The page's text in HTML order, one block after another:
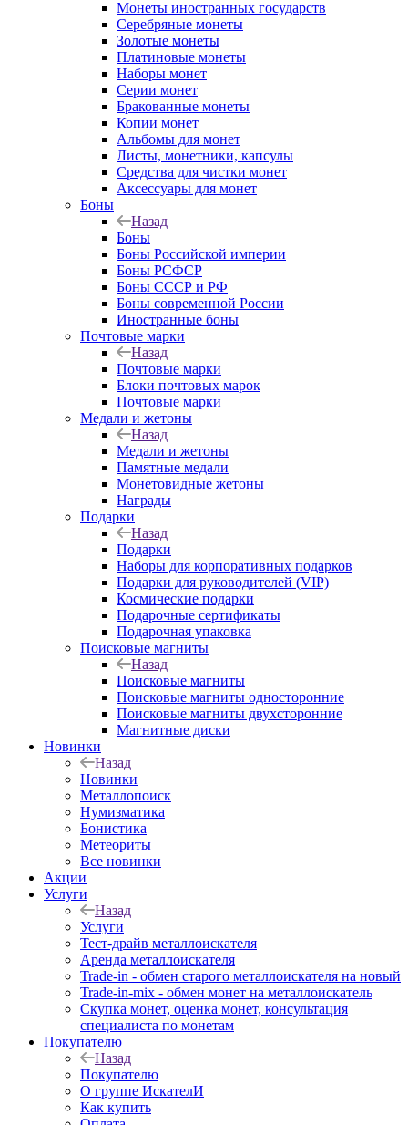
Монеты иностранных государств
Серебряные монеты
Золотые монеты
Платиновые монеты
Наборы монет
Серии монет
Бракованные монеты
Копии монет
Альбомы для монет
Листы, монетники, капсулы
Средства для чистки монет
Аксессуары для монет
Боны
Назад
Боны
Боны Российской империи
Боны РСФСР
Боны СССР и РФ
Боны современной России
Иностранные боны
Почтовые марки
Назад
Почтовые марки
Блоки почтовых марок
Почтовые марки
Медали и жетоны
Назад
Медали и жетоны
Памятные медали
Монетовидные жетоны
Награды
Подарки
Назад
Подарки
Наборы для корпоративных подарков
Подарки для руководителей (VIP)
Космические подарки
Подарочные сертификаты
Подарочная упаковка
Поисковые магниты
Назад
Поисковые магниты
Поисковые магниты односторонние
Поисковые магниты двухсторонние
Магнитные диски
Новинки
Назад
Новинки
Металлопоиск
Нумизматика
Бонистика
Метеориты
Все новинки
Акции
Услуги
Назад
Услуги
Тест-драйв металлоискателя
Аренда металлоискателя
Trade-in - обмен старого металлоискателя на новый
Trade-in-mix - обмен монет на металлоискатель
Скупка монет, оценка монет, консультация
специалиста по монетам
Покупателю
Назад
Покупателю
О группе ИскателИ
Как купить